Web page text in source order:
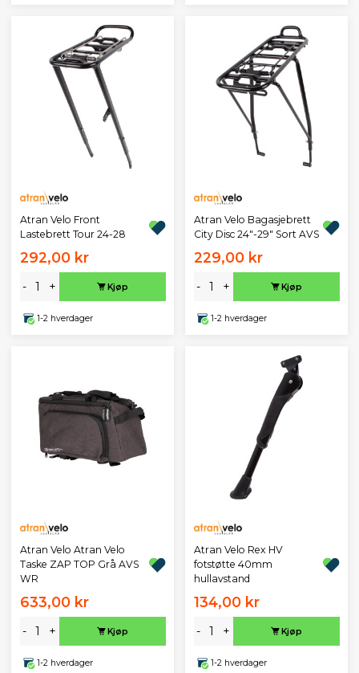
Atran Velo Front
Lastebrett Tour 24-28
292,00 kr
- + Kjøp
1-2 hverdager
Atran Velo Bagasjebrett
City Disc 24"-29" Sort AVS
229,00 kr
- + Kjøp
1-2 hverdager
Atran Velo Atran Velo
Taske ZAP TOP Grå AVS
WR
633,00 kr
- + Kjøp
1-2 hverdager
Atran Velo Rex HV
fotstøtte 40mm
hullavstand
134,00 kr
- + Kjøp
1-2 hverdager